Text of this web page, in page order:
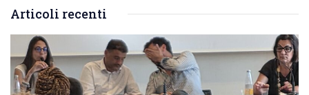
Articoli recenti